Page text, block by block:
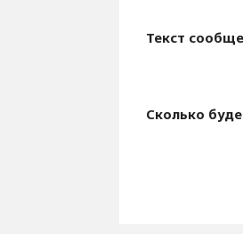
Текст
Сколько